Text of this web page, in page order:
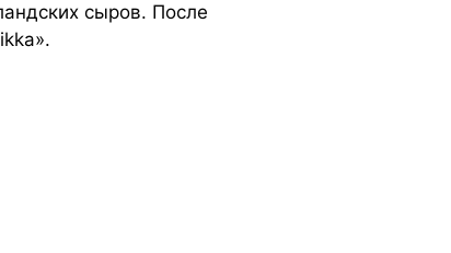
сыров. После